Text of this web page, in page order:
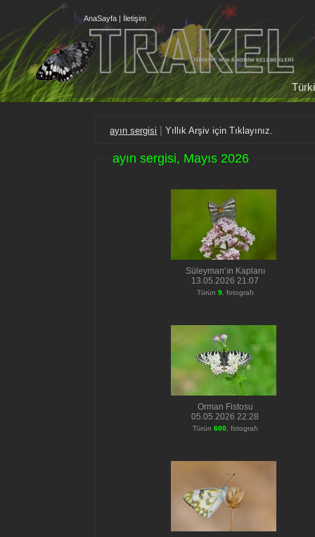
AnaSayfa | İletişim
ayın sergisi |Yıllık Arşiv için Tıklayınız.
ayın sergisi, Mayıs 2026
Süleyman’ın Kaplanı
13.05.2026 21:07
Türün 9. fotografı
Orman Fistosu
05.05.2026 22:28
Türün 600. fotografı